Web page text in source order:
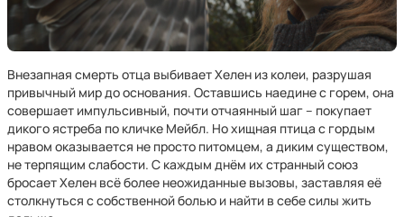
Внезапная смерть отца выбивает Хелен из колеи, разрушая
привычный мир до основания. Оставшись наедине с горем, она
совершает импульсивный, почти отчаянный шаг – покупает
дикого ястреба по кличке Мейбл. Но хищная птица с гордым
нравом оказывается не просто питомцем, а диким существом,
не терпящим слабости. С каждым днём их странный союз
бросает Хелен всё более неожиданные вызовы, заставляя её
столкнуться с собственной болью и найти в себе силы жить